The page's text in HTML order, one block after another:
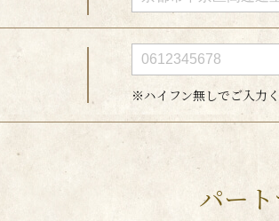
※ハイフン無しでご入力
パー